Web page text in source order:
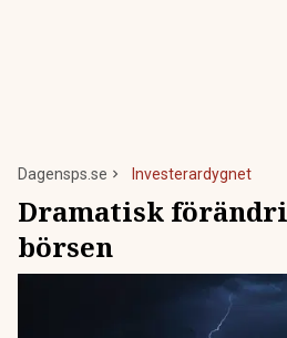
Dagensps.se Investerardygnet
Dramatisk
börsen